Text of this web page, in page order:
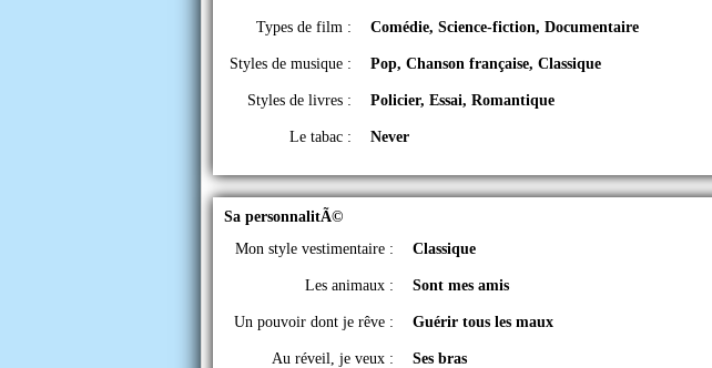
Types de film : Comédie, Science-fiction, Documentaire
Styles de musique : Pop, Chanson française, Classique
Styles de livres : Policier, Essai, Romantique
Le tabac : Never
Sa personnalitÃ©
Mon style vestimentaire :
Classique
Les animaux : Sont mes amis
Un pouvoir dont je rêve : Guérir tous les maux
Au réveil, je veux : Ses bras